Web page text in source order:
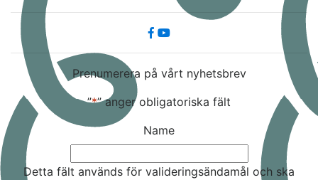
Prenumerera på vårt nyhetsbrev
”*” anger obligatoriska fält
Name
Detta fält används för valideringsändamål och ska